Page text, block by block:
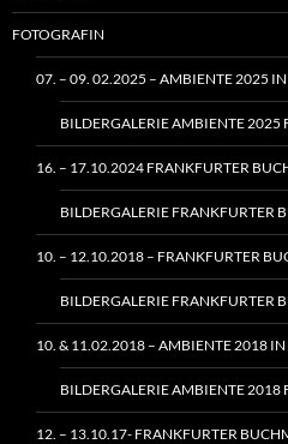
FOTOGRAFIN
07. – 09. 02.2025 – AMBIENTE 2025
BILDERGALERIE AMBIENTE 2025
16. – 17.10.2024 FRANKFURTER
BILDERGALERIE FRANKFURTER
10. – 12.10.2018 – FRANKFURTER
BILDERGALERIE FRANKFURTER
10. & 11.02.2018 – AMBIENTE 2018
BILDERGALERIE AMBIENTE 2018
12. – 13.10.17- FRANKFURTER